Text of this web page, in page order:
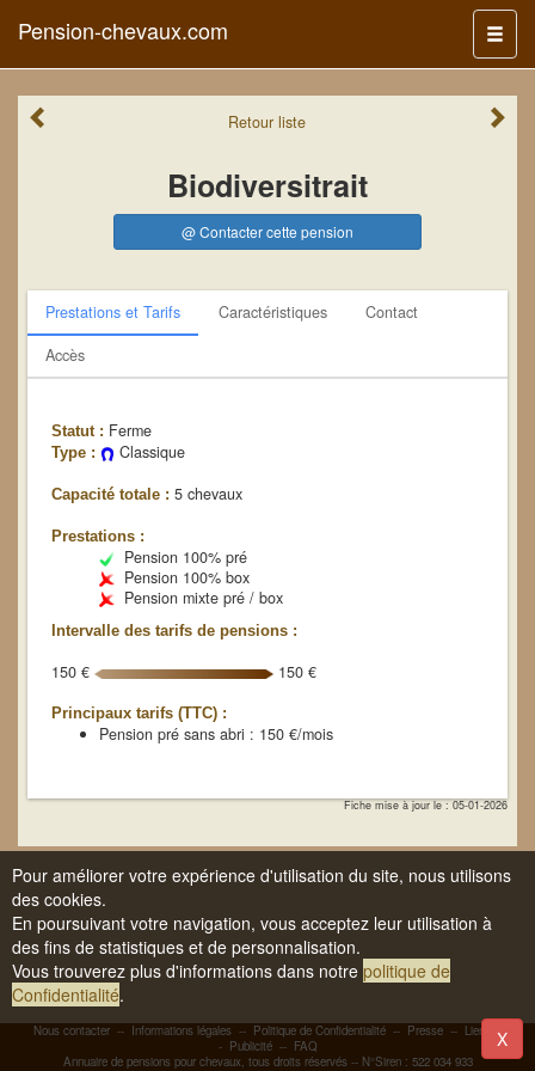
Menu
Pension-chevaux.com
Retourliste
Biodiversitrait
@ Contacter cette pension
Prestations et Tarifs Caractéristiques
Contact
Accès
Statut : Ferme
Type : Classique
Capacité totale : 5 chevaux
Prestations :
Pension 100% pré
Pension 100% box
Pension mixte pré / box
Intervalle des tarifs de pensions :
150 € 150 €
Principaux tarifs (TTC) :
Pension pré sans abri : 150 €/mois
Fiche mise à jour le : 05-01-2026
Nous contacter -- Informations légales -- Politique de Confidentialité -- Presse -- Liens
-
- Publicité-- FAQ
Annuaire de pensions pour chevaux, tous droits réservés -- N°Siren : 522 034 933
Pour améliorer votre expérience d'utilisation du site, nous utilisons
des cookies.
En poursuivant votre navigation, vous acceptez leur utilisation à
des fins de statistiques et de personnalisation.
Vous trouverez plus d'informations dans notre politique de
Confidentialité.
X